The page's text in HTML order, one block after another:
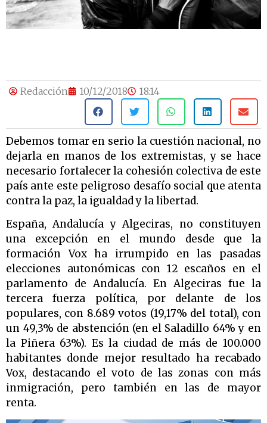
Redacción 10/12/2018 18:14
Debemos tomar en serio la cuestión nacional, no
dejarla en manos de los extremistas, y se hace
necesario fortalecer la cohesión colectiva de este
país ante este peligroso desafío social que atenta
contra la paz, la igualdad y la libertad.
España, Andalucía y Algeciras, no constituyen
una excepción en el mundo desde que la
formación Vox ha irrumpido en las pasadas
elecciones autonómicas con 12 escaños en el
parlamento de Andalucía. En Algeciras fue la
tercera fuerza política, por delante de los
populares, con 8.689 votos (19,17% del total), con
un 49,3% de abstención (en el Saladillo 64% y en
la Piñera 63%). Es la ciudad de más de 100.000
habitantes donde mejor resultado ha recabado
Vox, destacando el voto de las zonas con más
inmigración, pero también en las de mayor
renta.